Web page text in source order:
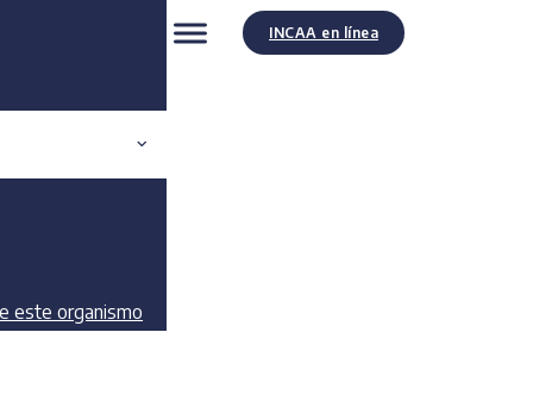
este organismo
INCAA en línea